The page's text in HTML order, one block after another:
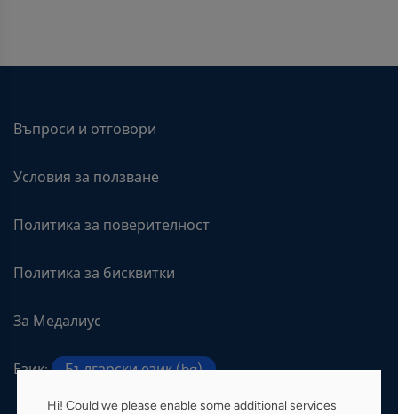
Въпроси и отговори
Условия за ползване
Политика за поверителност
Политика за бисквитки
За Медалиус
Език: Български език (bg)
Hi! Could we please enable some additional services